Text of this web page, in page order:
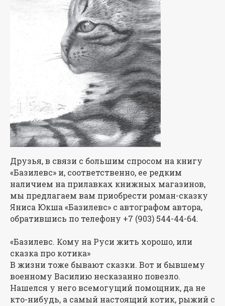
Друзья, в связи с большим спросом на книгу
«Базилевс» и, соответственно, ее редким
наличием на прилавках книжных магазинов,
мы предлагаем вам приобрести роман-сказку
Яниса Юкша «Базилевс» с автографом автора,
обратившись по телефону +7 (903) 544-44-64.
«Базилевс. Кому на Руси жить хорошо, или
сказка про котика»
В жизни тоже бывают сказки. Вот и бывшему
военному Василию несказанно повезло.
Нашелся у него всемогущий помощник, да не
кто-нибудь, а самый настоящий котик, рыжий с